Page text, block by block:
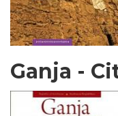
Ganja -